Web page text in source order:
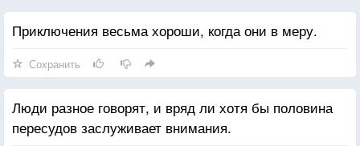
Приключения весьма хороши, когда они в меру.
Сохранить
Люди разное говорят, и вряд ли хотя бы половина
пересудов заслуживает внимания.